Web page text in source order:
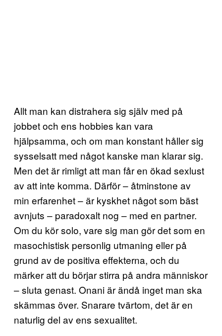
Allt man kan distrahera sig själv med på
jobbet och ens hobbies kan vara
hjälpsamma, och om man konstant håller sig
sysselsatt med något kanske man klarar sig.
Men det är rimligt att man får en ökad sexlust
av att inte komma. Därför – åtminstone av
min erfarenhet – är kyskhet något som bäst
avnjuts – paradoxalt nog – med en partner.
Om du kör solo, vare sig man gör det som en
masochistisk personlig utmaning eller på
grund av de positiva effekterna, och du
märker att du börjar stirra på andra människor
– sluta genast. Onani är ändå inget man ska
skämmas över. Snarare tvärtom, det är en
naturlig del av ens sexualitet.